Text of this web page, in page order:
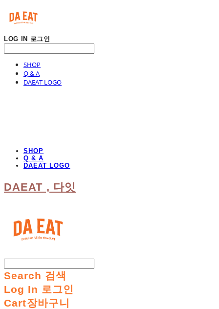
LOG IN 로그인
SHOP
Q & A
DAEAT LOGO
SHOP
Q & A
DAEAT LOGO
DAEAT , 다잇
Search 검색
Log In 로그인
Cart장바구니